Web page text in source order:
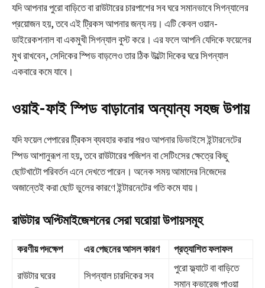
যদি আপনার পুরো বাড়িতে বা রাউটারের চারপাশের সব ঘরে সমানভাবে সিগন্যালের
প্রয়োজন হয়, তবে এই ট্রিকস আপনার জন্য নয়। এটি কেবল ওয়ান-
ডাইরেকশনাল বা একমুখী সিগন্যাল বুস্ট করে। এর ফলে আপনি যেদিকে ফয়েলের
মুখ রাখবেন, সেদিকের স্পিড বাড়লেও তার ঠিক উল্টো দিকের ঘরে সিগন্যাল
একবারে কমে যাবে।
ওয়াই-ফাই স্পিড বাড়ানোর অন্যান্য সহজ উপায়
যদি ফয়েল পেপারের ট্রিকস ব্যবহার করার পরও আপনার ডিভাইসে ইন্টারনেটের
স্পিড আশানুরূপ না হয়, তবে রাউটারের পজিশন বা সেটিংসের ক্ষেত্রে কিছু
ছোটখাটো পরিবর্তন এনে দেখতে পারেন। অনেক সময় আমাদের নিজেদের
অজান্তেই করা ছোট ভুলের কারণে ইন্টারনেটের গতি কমে যায়।
রাউটার অপ্টিমাইজেশনের সেরা ঘরোয়া উপায়সমূহ
করণীয় পদক্ষেপ এর পেছনের আসল কারণ প্রত্যাশিত ফলাফল
রাউটার ঘরের
সিগন্যাল চারদিকের সব
পুরো ফ্ল্যাটে বা বাড়িতে
সমান কভারেজ পাওয়া